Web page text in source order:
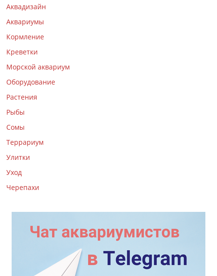
Аквадизайн
Аквариумы
Кормление
Креветки
Морской аквариум
Оборудование
Растения
Рыбы
Сомы
Террариум
Улитки
Уход
Черепахи